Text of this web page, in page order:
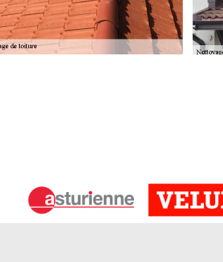
et la stabilité fonctionnelle de la toiture,
en démoussage de tous types de
toiture est une intervention
votre matériau, l’intervention risque de